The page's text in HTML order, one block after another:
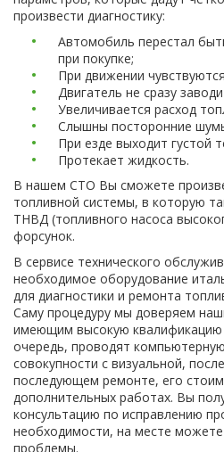
произвести диагностику:
Автомобиль перестал
при покупке;
При движении
Двигатель не сразу
Увеличивается расход
Слышны посторонние
При езде выходит густой
Протекает жидкость.
В нашем СТО Вы сможете
топливной системы, в которую
ТНВД (топливного насоса
форсунок.
В сервисе технического
необходимое оборудование
для диагностики и ремонта
Саму процедуру мы доверяем
имеющим высокую
очередь, проводят
совокупности с визуальной,
последующем ремонте, его
дополнительных работах. Вы
консультацию по исправлению
необходимости, на месте можете
проблемы.